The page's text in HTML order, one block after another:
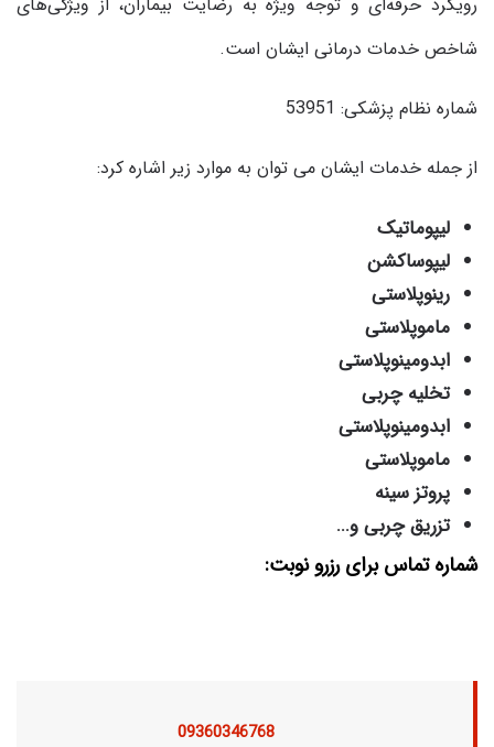
شاخص خدمات درمانی ایشان است.
شماره نظام پزشکی: 53951
از جمله خدمات ایشان می توان به موارد زیر اشاره کرد:
لیپوماتیک
لیپوساکشن
رینوپلاستی
ماموپلاستی
ابدومینوپلاستی
تخلیه چربی
ابدومینوپلاستی
ماموپلاستی
پروتز سینه
تزریق چربی و...
شماره تماس برای رزرو نوبت:
09360346768